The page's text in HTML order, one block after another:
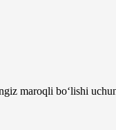
maroqli bo‘lishi